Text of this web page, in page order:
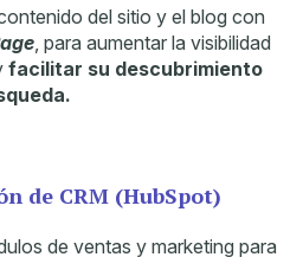
del sitio y el blog con
, para aumentar la visibilidad
facilitar su descubrimiento
de CRM (HubSpot)
de ventas y marketing para